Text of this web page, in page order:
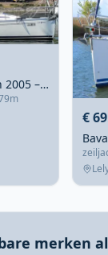
Bavaria 35 Match 2005 – Performance cruiser met 95 motoruren
€
merken